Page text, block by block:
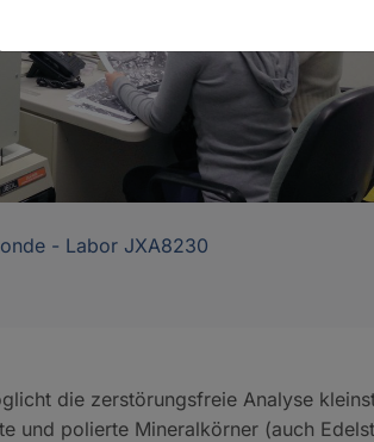
- Labor JXA8230
die zerstörungsfreie Analyse
und polierte Mineralkörner (auch